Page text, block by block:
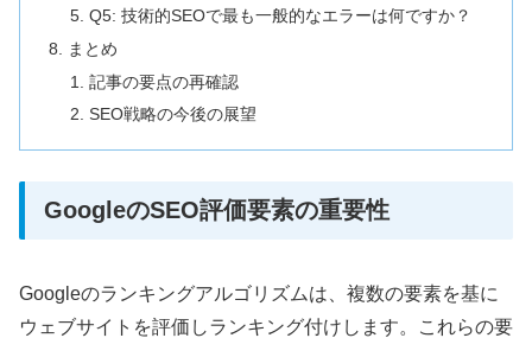
Q5: 技術的SEOで最も一般的なエラーは何ですか？
まとめ
記事の要点の再確認
SEO戦略の今後の展望
GoogleのSEO評価要素の重要性
Googleのランキングアルゴリズムは、複数の要素を基に
ウェブサイトを評価しランキング付けします。これらの要